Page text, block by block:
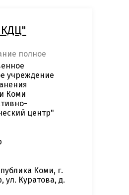
полное
учреждение
Коми
центр"
Коми, г.
ул. Куратова, д.